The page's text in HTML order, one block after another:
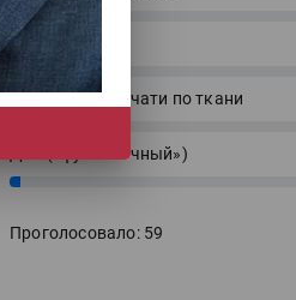
7%
Сублимацию
Для прямой печати по ткани
ДТГ («футболочный»)
3%
Проголосовало: 59